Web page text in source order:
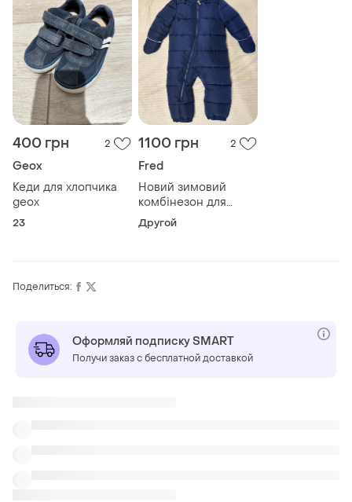
400 грн 2
Geox
Кеди для хлопчика
geox
23
1100 грн 2
Fred
Новий зимовий
комбінезон для
хлопчика 18-24 м
Другой
Поделиться:
Оформляй подписку SMART
Получи заказ с бесплатной доставкой